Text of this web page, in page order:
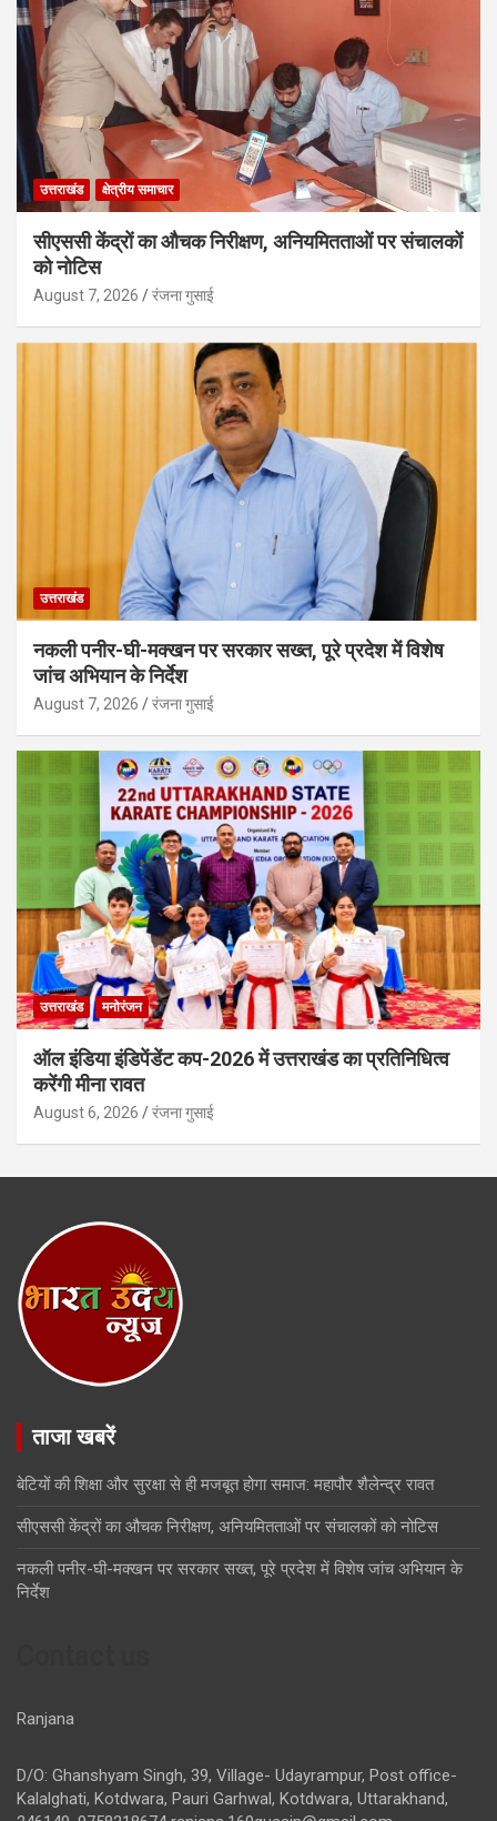
उत्तराखंड क्षेत्रीय समाचार
सीएससी केंद्रों का औचक निरीक्षण, अनियमितताओं पर संचालकों
को नोटिस
August 7, 2026 रंजना गुसाई
उत्तराखंड
नकली पनीर-घी-मक्खन पर सरकार सख्त, पूरे प्रदेश में विशेष
जांच अभियान के निर्देश
August 7, 2026 रंजना गुसाई
उत्तराखंड मनोरंजन
ऑल इंडिया इंडिपेंडेंट कप-2026 में उत्तराखंड का प्रतिनिधित्व
करेंगी मीना रावत
August 6, 2026 रंजना गुसाई
ताजा खबरें
बेटियों की शिक्षा और सुरक्षा से ही मजबूत होगा समाज: महापौर शैलेन्द्र रावत
सीएससी केंद्रों का औचक निरीक्षण, अनियमितताओं पर संचालकों को नोटिस
नकली पनीर-घी-मक्खन पर सरकार सख्त, पूरे प्रदेश में विशेष जांच अभियान के
निर्देश
Ranjana
D/O: Ghanshyam Singh, 39, Village- Udayrampur, Post office-
Kalalghati, Kotdwara, Pauri Garhwal, Kotdwara, Uttarakhand,